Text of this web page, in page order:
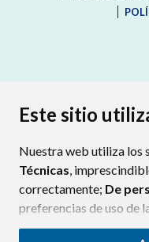
Este sitio
Nuestra web utiliza los
Técnicas,
correctamente; De
preferencias de uso de
funcionamiento de la